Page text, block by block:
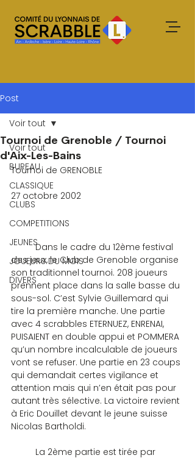
Post
Voir tout
BUREAU
CLASSIQUE
CLUBS
COMPETITIONS
JEUNES
JOUEURS DU MOIS
DIVERS
Voir tout
Tournoi de Grenoble / Tournoi
d'Aix-Les-Bains
Tournoi de GRENOBLE
27 octobre 2002
	Dans le cadre du 12ème festival
des jeux, le Club de Grenoble organise
son traditionnel tournoi. 208 joueurs
prennent place dans la salle basse du
sous-sol. C’est Sylvie Guillemard qui
tire la première manche. Une partie
avec 4 scrabbles ETERNUEZ, ENRENAI,
PUISAIENT en double appui et POMMERA
qu’un nombre incalculable de joueurs
vont se refuser. Une partie en 23 coups
qui demandait certes vigilance et
attention mais qui n’en était pas pour
autant très sélective. La victoire revient
à Eric Douillet devant le jeune suisse
Nicolas Bartholdi.